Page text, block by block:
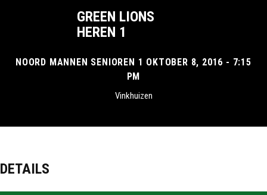
GREEN LIONS
HEREN 1
NOORD MANNEN SENIOREN 1 OKTOBER 8, 2016 - 7:15
PM
Vinkhuizen
DETAILS